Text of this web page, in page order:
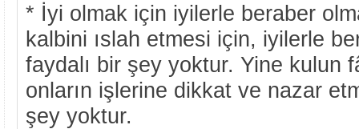
* İyi olmak için iyilerle beraber
kalbini ıslah etmesi için, iyilerle
faydalı bir şey yoktur. Yine kulun
onların işlerine dikkat ve nazar
şey yoktur.